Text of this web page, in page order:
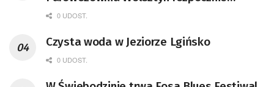
remont unikatowego Tr5-65
0 UDOST.
Czysta woda w Jeziorze Lgińsko
0 UDOST.